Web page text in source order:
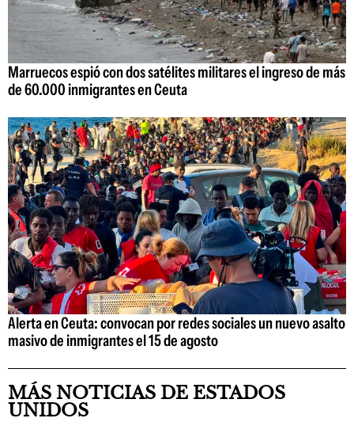
Marruecos espió con dos satélites militares el ingreso de más
de 60.000 inmigrantes en Ceuta
Alerta en Ceuta: convocan por redes sociales un nuevo asalto
masivo de inmigrantes el 15 de agosto
MÁS NOTICIAS DE ESTADOS
UNIDOS